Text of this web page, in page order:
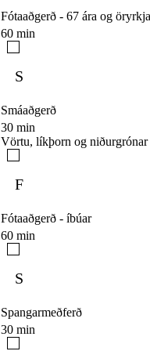
Fótaaðgerð - 67 ára og
60 min
S
Smáaðgerð
30 min
Vörtu, líkþorn og niðurgrónar
F
Fótaaðgerð - íbúar
60 min
S
Spangarmeðferð
30 min